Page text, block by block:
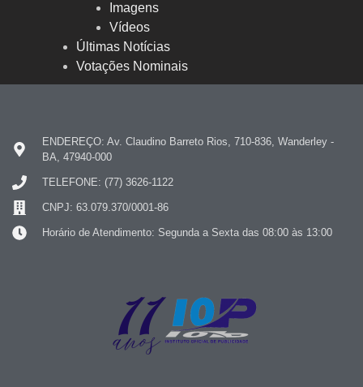
Imagens
Vídeos
Últimas Notícias
Votações Nominais
ENDEREÇO: Av. Claudino Barreto Rios, 710-836, Wanderley -
BA, 47940-000
TELEFONE: (77) 3626-1122
CNPJ: 63.079.370/0001-86
Horário de Atendimento: Segunda a Sexta das 08:00 às 13:00